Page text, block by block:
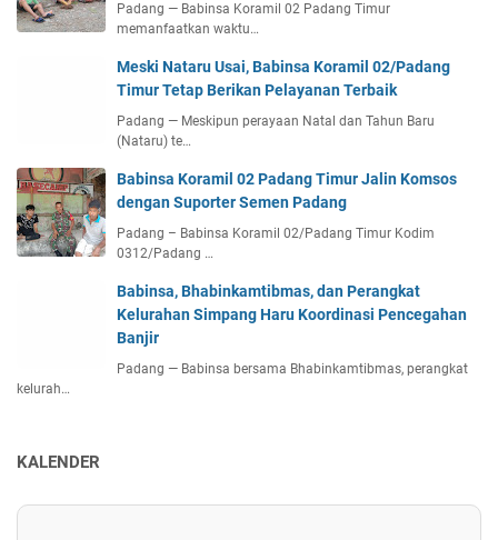
Padang — Babinsa Koramil 02 Padang Timur
memanfaatkan waktu…
Meski Nataru Usai, Babinsa Koramil 02/Padang
Timur Tetap Berikan Pelayanan Terbaik
Padang — Meskipun perayaan Natal dan Tahun Baru
(Nataru) te…
Babinsa Koramil 02 Padang Timur Jalin Komsos
dengan Suporter Semen Padang
Padang – Babinsa Koramil 02/Padang Timur Kodim
0312/Padang …
Babinsa, Bhabinkamtibmas, dan Perangkat
Kelurahan Simpang Haru Koordinasi Pencegahan
Banjir
Padang — Babinsa bersama Bhabinkamtibmas, perangkat
kelurah…
KALENDER